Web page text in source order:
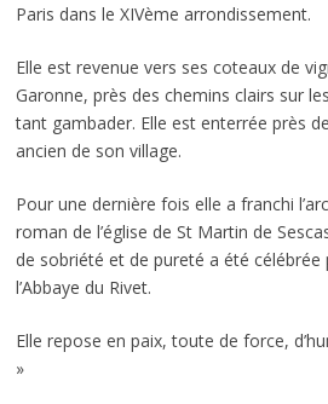
Paris dans le XIVème arrondissement.
Elle est revenue vers ses coteaux de
Garonne, près des chemins clairs sur
tant gambader. Elle est enterrée près
ancien de son village.
Pour une dernière fois elle a franchi
roman de l’église de St Martin de
de sobriété et de pureté a été célébrée
l’Abbaye du Rivet.
Elle repose en paix, toute de force,
»